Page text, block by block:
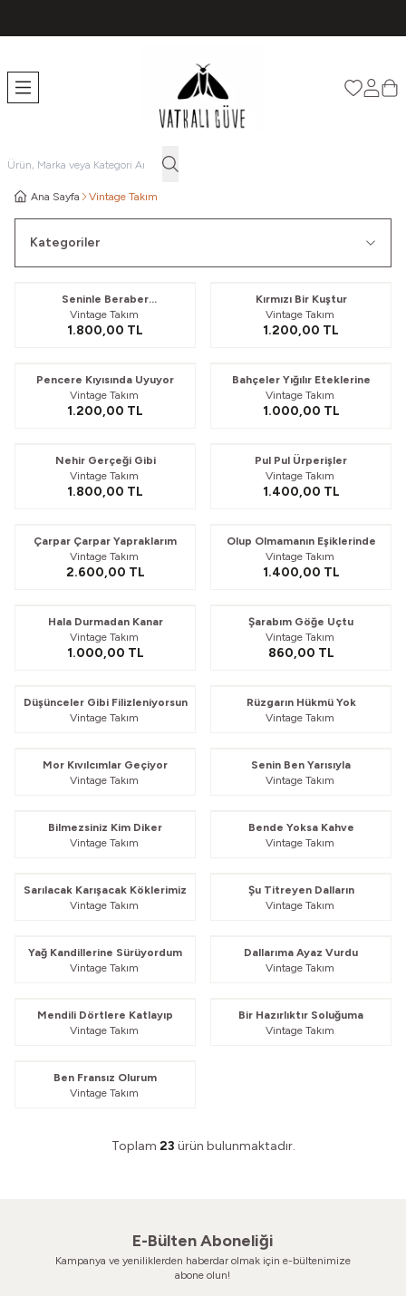
Favorilerim
Ana Sayfa Vintage Takım
Kategoriler
Seninle Beraber
Soyunmuştum
Vintage Takım
1.800,00 TL
Kırmızı Bir Kuştur
Vintage Takım
1.200,00 TL
Pencere Kıyısında Uyuyor
Vintage Takım
1.200,00 TL
Bahçeler Yığılır Eteklerine
Vintage Takım
1.000,00 TL
Nehir Gerçeği Gibi
Vintage Takım
1.800,00 TL
Pul Pul Ürperişler
Vintage Takım
1.400,00 TL
Çarpar Çarpar Yapraklarım
Vintage Takım
2.600,00 TL
Olup Olmamanın Eşiklerinde
Vintage Takım
1.400,00 TL
Hala Durmadan Kanar
Vintage Takım
1.000,00 TL
Şarabım Göğe Uçtu
Vintage Takım
860,00 TL
Düşünceler Gibi Filizleniyorsun
Vintage Takım
Rüzgarın Hükmü Yok
Vintage Takım
Mor Kıvılcımlar Geçiyor
Vintage Takım
Senin Ben Yarısıyla
Vintage Takım
Bilmezsiniz Kim Diker
Vintage Takım
Bende Yoksa Kahve
Vintage Takım
Sarılacak Karışacak Köklerimiz
Vintage Takım
Şu Titreyen Dalların
Vintage Takım
Yağ Kandillerine Sürüyordum
Vintage Takım
Dallarıma Ayaz Vurdu
Vintage Takım
Mendili Dörtlere Katlayıp
Vintage Takım
Bir Hazırlıktır Soluğuma
Vintage Takım
Ben Fransız Olurum
Vintage Takım
Toplam 23 ürün bulunmaktadır.
E-Bülten Aboneliği
Kampanya ve yeniliklerden haberdar olmak için e-bültenimize
abone olun!